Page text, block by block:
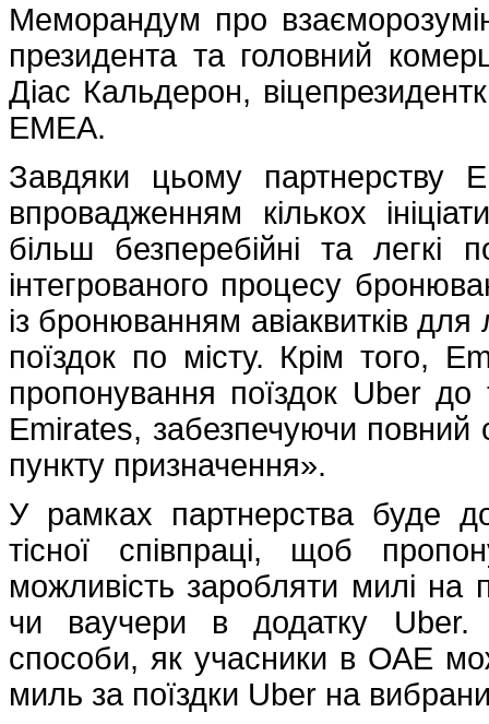
Меморандум про
президента та головний
Діас Кальдерон,
EMEA.
Завдяки цьому партнерству
впровадженням кількох
більш безперебійні та
інтегрованого процесу
із бронюванням авіаквитків
поїздок по місту. Крім того,
пропонування поїздок Uber до
Emirates, забезпечуючи повний
пункту призначення».
У рамках партнерства буде
тісної співпраці, щоб
можливість заробляти милі на
чи ваучери в додатку Uber.
способи, як учасники в ОАЕ
миль за поїздки Uber на